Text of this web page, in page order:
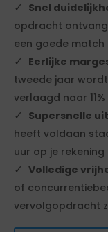
Snel
opdracht
een goede match
Eerlijke
tweede jaar
verlaagd naar 11%
Supersnelle
heeft voldaan
uur op je rekening
Volledige
of
vervolgopdracht